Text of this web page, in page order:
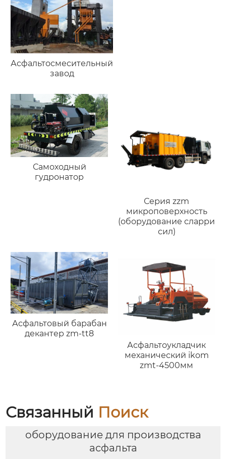
Асфальтосмесительный
завод
Самоходный
гудронатор
Серия zzm
микроповерхность
(оборудование сларри
сил)
Асфальтовый барабан
декантер zm-tt8
Асфальтоукладчик
механический ikom
zmt-4500мм
Связанный Поиск
оборудование для производства
асфальта